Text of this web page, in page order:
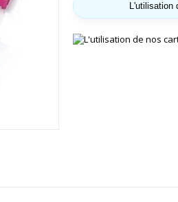
L'utilisation